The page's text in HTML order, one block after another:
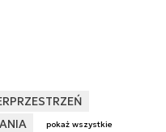
pokaż wszystkie